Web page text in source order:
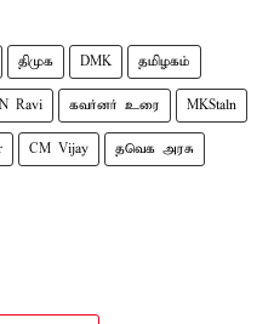
திமுக DMK தமிழகம்
Ravi கவர்னர் உரை MKStaln
CM Vijay தவெக அரசு